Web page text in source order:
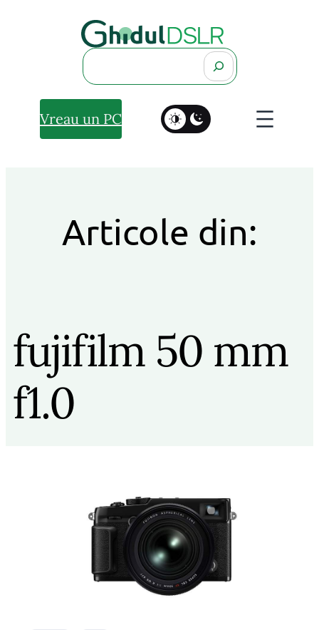
Search
Vreau un PC
Articole din:
fujifilm 50 mm
f1.0